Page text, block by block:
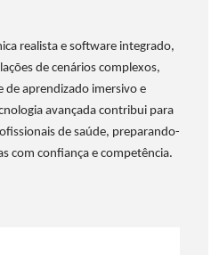
realista e software integrado,
de cenários complexos,
aprendizado imersivo e
avançada contribui para
de saúde, preparando-
com confiança e competência.